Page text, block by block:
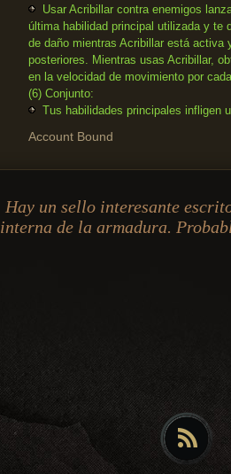
Usar Acribillar contra enemigos
última habilidad principal utilizada y te
de daño mientras Acribillar está activa
posteriores. Mientras usas Acribillar,
en la velocidad de movimiento por
(6) Conjunto:
Tus habilidades principales infligen
Account Bound
Hay un sello interesante
interna de la armadura.